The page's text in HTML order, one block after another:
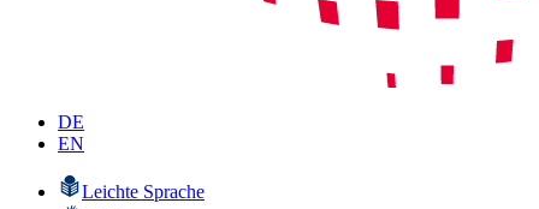
DE
EN
Leichte Sprache